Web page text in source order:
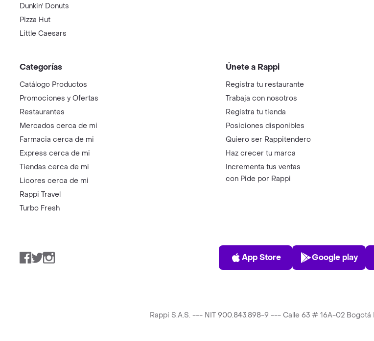
Dunkin' Donuts
Pizza Hut
Little Caesars
Categorías
Catálogo Productos
Promociones y Ofertas
Restaurantes
Mercados cerca de mi
Farmacia cerca de mi
Express cerca de mi
Tiendas cerca de mi
Licores cerca de mi
Rappi Travel
Turbo Fresh
Únete a Rappi
Registra tu restaurante
Trabaja con nosotros
Registra tu tienda
Posiciones disponibles
Quiero ser Rappitendero
Haz crecer tu marca
Incrementa tus ventas
con Pide por Rappi
Facebook
TwitterInstagram
App Store
App Store
Play Store
Google play
Rappi S.A.S. --- NIT 900.843.898-9 --- Calle 63 # 16A-02